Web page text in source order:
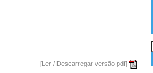
[Ler / Descarregar versão pdf]